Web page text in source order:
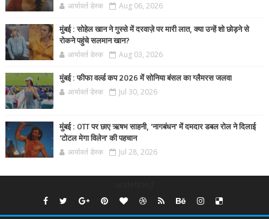
आर्यावर्त डेस्क Aug 06, 2026
मुंबई : सोहेल खान ने गुस्से में दरवाज़े पर मारी लात, क्या उन्हें शो छोड़ने से
रोकने पहुंचे सलमान खान?
आर्यावर्त डेस्क Aug 03, 2026
मुंबई : फीफा वर्ल्ड कप 2026 में सोनिया बंसल का ग्लैमरस जलवा
आर्यावर्त डेस्क Jul 30, 2026
मुंबई : OTT पर छाए ऋषभ साहनी, 'नागबंधन' में दमदार डबल रोल ने दिलाई
'टोटल मेगा विलेन' की पहचान
आर्यावर्त डेस्क Jul 28, 2026